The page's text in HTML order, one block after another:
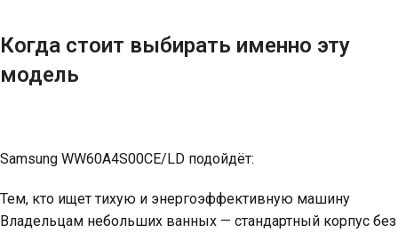
Когда стоит выбирать именно эту
модель
Samsung WW60A4S00CE/LD подойдёт:
Тем, кто ищет тихую и энергоэффективную машину
Владельцам небольших ванных — стандартный корпус без